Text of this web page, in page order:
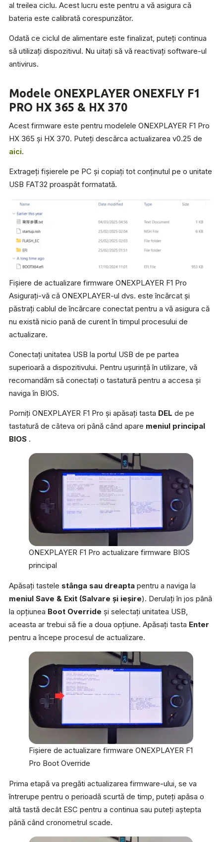
al treilea ciclu. Acest lucru este pentru a vă asigura că
bateria este calibrată corespunzător.
Odată ce ciclul de alimentare este finalizat, puteți continua
să utilizați dispozitivul. Nu uitați să vă reactivați software-ul
antivirus.
Modele ONEXPLAYER ONEXFLY F1
PRO HX 365 & HX 370
Acest firmware este pentru modelele ONEXPLAYER F1 Pro
HX 365 și HX 370. Puteți descărca actualizarea v0.25 de
aici.
Extrageți fișierele pe PC și copiați tot conținutul pe o unitate
USB FAT32 proaspăt formatată.
Fișiere de actualizare firmware ONEXPLAYER F1 Pro
Asigurați-vă că ONEXPLAYER-ul dvs. este încărcat și
păstrați cablul de încărcare conectat pentru a vă asigura că
nu există nicio pană de curent în timpul procesului de
actualizare.
Conectați unitatea USB la portul USB de pe partea
superioară a dispozitivului. Pentru ușurință în utilizare, vă
recomandăm să conectați o tastatură pentru a accesa și
naviga în BIOS.
Porniți ONEXPLAYER F1 Pro și apăsați tasta DEL de pe
tastatură de câteva ori până când apare meniul principal
BIOS .
ONEXPLAYER F1 Pro actualizare firmware BIOS
principal
Apăsați tastele stânga sau dreapta pentru a naviga la
meniul Save & Exit (Salvare și ieșire). Derulați în jos până
la opțiunea Boot Override și selectați unitatea USB,
aceasta ar trebui să fie a doua opțiune. Apăsați tasta Enter
pentru a începe procesul de actualizare.
Fișiere de actualizare firmware ONEXPLAYER F1
Pro Boot Override
Prima etapă va pregăti actualizarea firmware-ului, se va
întrerupe pentru o perioadă scurtă de timp, puteți apăsa o
altă tastă decât ESC pentru a continua sau puteți aștepta
până când cronometrul scade.